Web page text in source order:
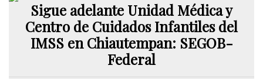
Sigue adelante Unidad Médica y
Centro de Cuidados Infantiles del
IMSS en Chiautempan: SEGOB-
Federal